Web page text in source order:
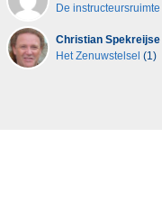
De instructeursruimte
Christian Spekreijse
Het Zenuwstelsel (1)